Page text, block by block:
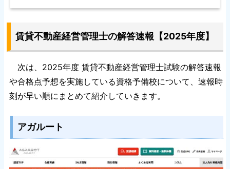
賃貸不動産経営管理士の解答速報【2025年度】
次は、2025年度 賃貸不動産経営管理士試験の解答速報
や合格点予想を実施している資格予備校について、速報時
刻が早い順にまとめて紹介していきます。
アガルート